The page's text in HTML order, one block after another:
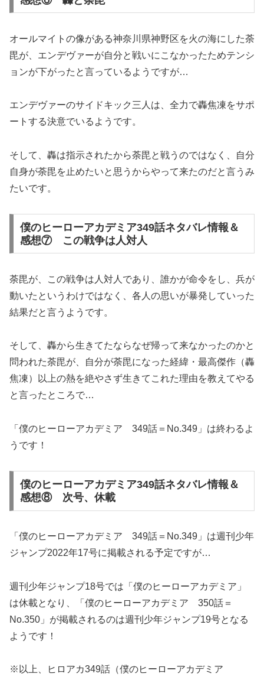
オールマイトの像がある神奈川県神野区を火の海にした荼
毘が、エンデヴァーが自分と戦いにこなかったためテンシ
ョンが下がったと言っているようですが…
エンデヴァーのサイドキック三人は、全力で轟焦凍をサポ
ートする決意でいるようです。
そして、轟は指示されたから荼毘と戦うのではなく、自分
自身が荼毘を止めたいと思うからやって来たのだと言うみ
たいです。
僕のヒーローアカデミア349話ネタバレ情報＆
感想⑦ この戦争は人対人
荼毘が、この戦争は人対人であり、誰かが命令をし、兵が
動いたというわけではなく、各人の思いが暴発していった
結果だと言うようです。
そして、轟から生きてたならなぜ帰って来なかったのかと
問われた荼毘が、自分が荼毘になった経緯・最高傑作（轟
焦凍）以上の熱を絶やさず生きてこれた理由を教えてやる
と言ったところで…
「僕のヒーローアカデミア 349話＝No.349」は終わるよ
うです！
僕のヒーローアカデミア349話ネタバレ情報＆
感想⑧ 次号、休載
「僕のヒーローアカデミア 349話＝No.349」は週刊少年
ジャンプ2022年17号に掲載される予定ですが…
週刊少年ジャンプ18号では「僕のヒーローアカデミア」
は休載となり、「僕のヒーローアカデミア 350話＝
No.350」が掲載されるのは週刊少年ジャンプ19号となる
ようです！
※以上、ヒロアカ349話（僕のヒーローアカデミア